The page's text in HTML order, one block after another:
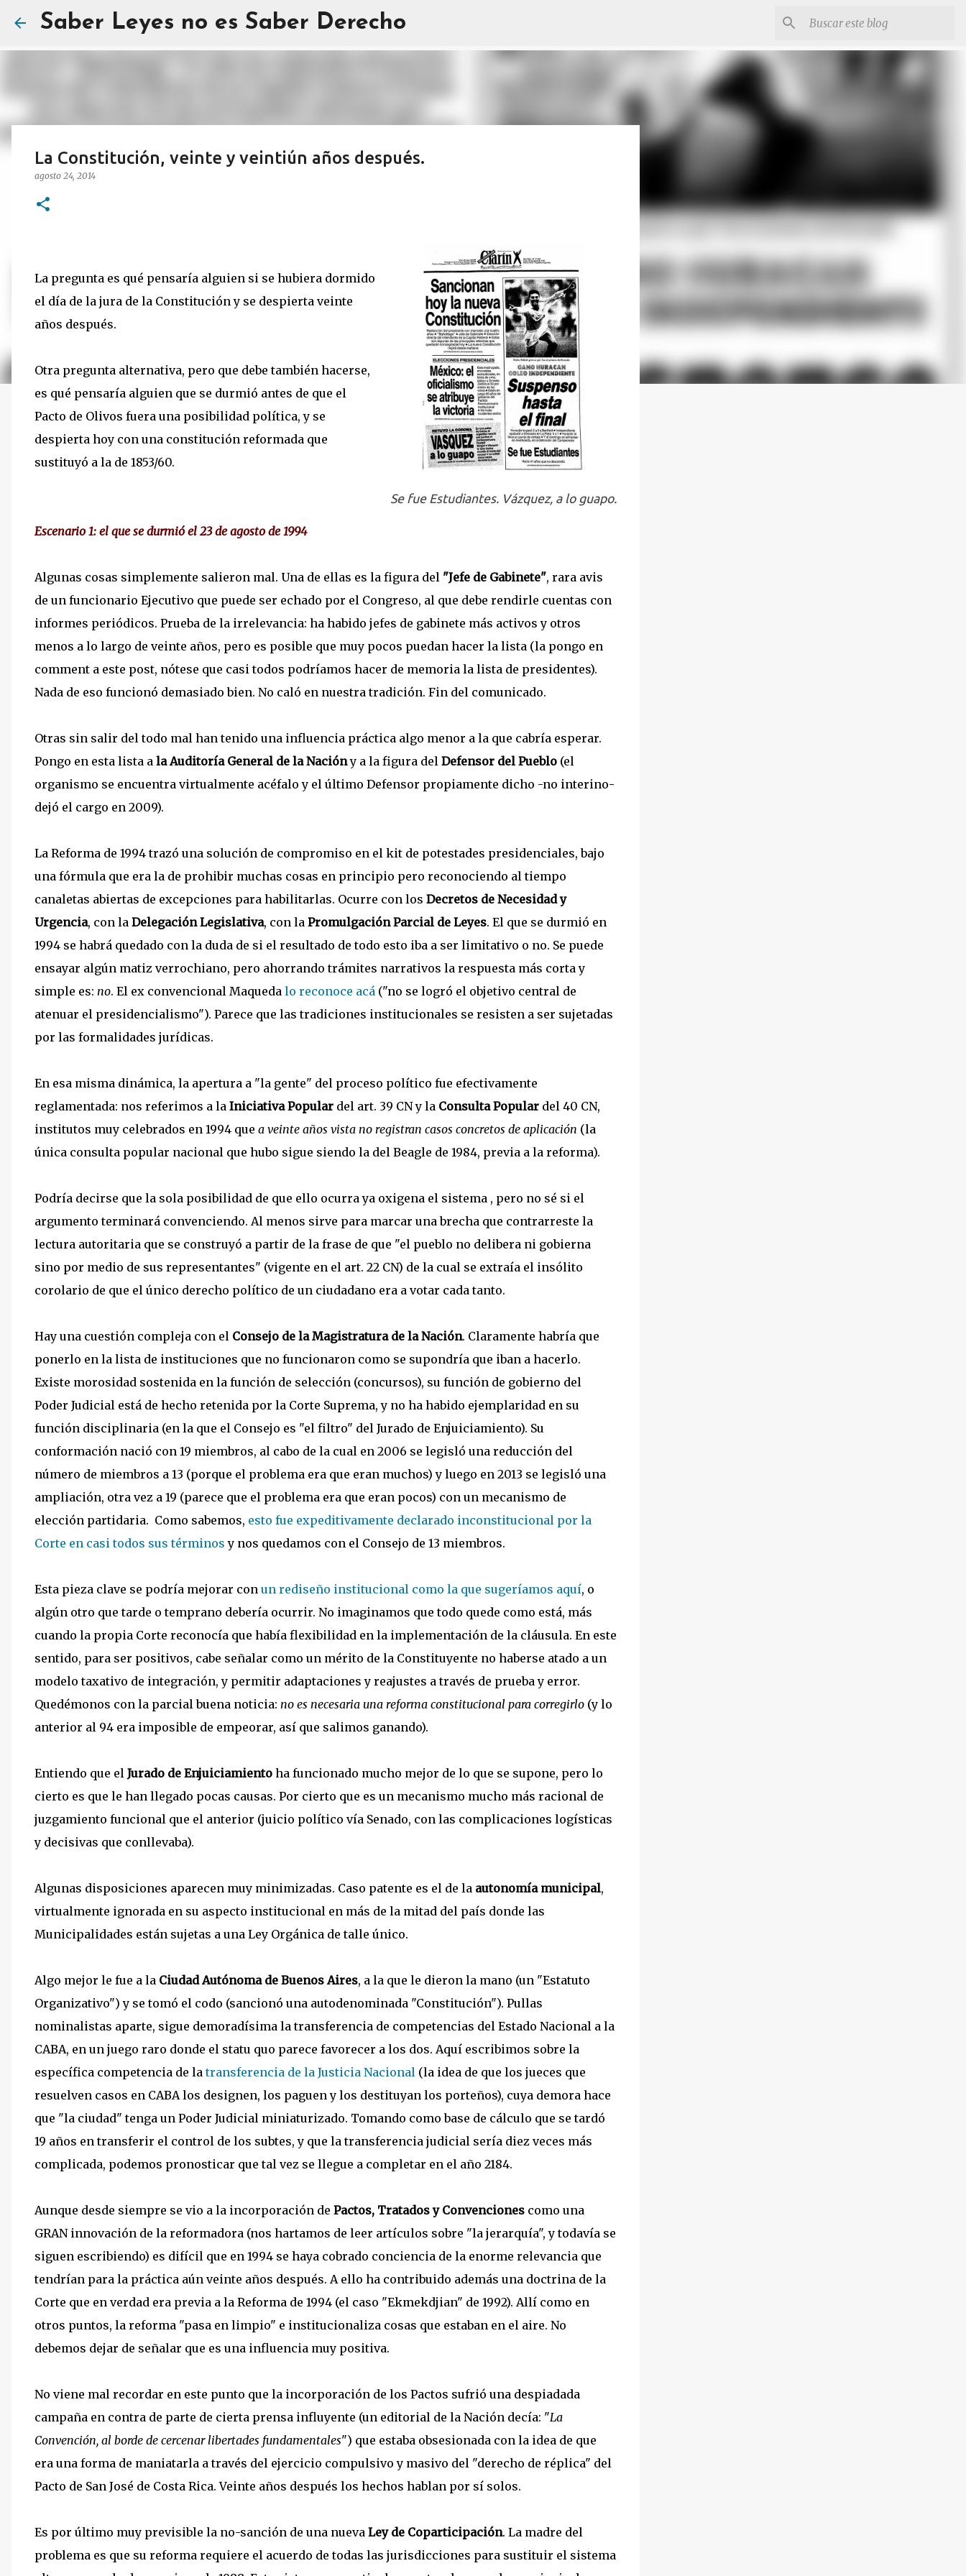
Saber Leyes no es Saber Derecho
La Constitución, veinte y veintiún años después.
agosto 24, 2014
Se fue Estudiantes. Vázquez, a lo guapo.
La pregunta es qué pensaría alguien si se hubiera dormido
el día de la jura de la Constitución y se despierta veinte
años después.
Otra pregunta alternativa, pero que debe también hacerse,
es qué pensaría alguien que se durmió antes de que el
Pacto de Olivos fuera una posibilidad política, y se
despierta hoy con una constitución reformada que
sustituyó a la de 1853/60.
Escenario 1: el que se durmió el 23 de agosto de 1994
Algunas cosas simplemente salieron mal. Una de ellas es la figura del "Jefe de Gabinete", rara avis
de un funcionario Ejecutivo que puede ser echado por el Congreso, al que debe rendirle cuentas con
informes periódicos. Prueba de la irrelevancia: ha habido jefes de gabinete más activos y otros
menos a lo largo de veinte años, pero es posible que muy pocos puedan hacer la lista (la pongo en
comment a este post, nótese que casi todos podríamos hacer de memoria la lista de presidentes).
Nada de eso funcionó demasiado bien. No caló en nuestra tradición. Fin del comunicado.
Otras sin salir del todo mal han tenido una influencia práctica algo menor a la que cabría esperar.
Pongo en esta lista a la Auditoría General de la Nacióny a la figura del Defensor del Pueblo (el
organismo se encuentra virtualmente acéfalo y el último Defensor propiamente dicho -no interino-
dejó el cargo en 2009).
La Reforma de 1994 trazó una solución de compromiso en el kit de potestades presidenciales, bajo
una fórmula que era la de prohibir muchas cosas en principio pero reconociendo al tiempo
canaletas abiertas de excepciones para habilitarlas. Ocurre con los Decretos de Necesidad y
Urgencia, con la Delegación Legislativa, con la Promulgación Parcial de Leyes. El que se durmió en
1994 se habrá quedado con la duda de si el resultado de todo esto iba a ser limitativo o no. Se puede
ensayar algún matiz verrochiano, pero ahorrando trámites narrativos la respuesta más corta y
simple es: no. El ex convencional Maqueda lo reconoce acá ("no se logró el objetivo central de
atenuar el presidencialismo"). Parece que las tradiciones institucionales se resisten a ser sujetadas
por las formalidades jurídicas.
En esa misma dinámica, la apertura a "la gente" del proceso político fue efectivamente
reglamentada: nos referimos a la Iniciativa Popular del art. 39 CN y la Consulta Popular del 40 CN,
institutos muy celebrados en 1994 que a veinte años vista no registran casos concretos de aplicación (la
única consulta popular nacional que hubo sigue siendo la del Beagle de 1984, previa a la reforma).
Podría decirse que la sola posibilidad de que ello ocurra ya oxigena el sistema , pero no sé si el
argumento terminará convenciendo. Al menos sirve para marcar una brecha que contrarreste la
lectura autoritaria que se construyó a partir de la frase de que "el pueblo no delibera ni gobierna
sino por medio de sus representantes" (vigente en el art. 22 CN) de la cual se extraía el insólito
corolario de que el único derecho político de un ciudadano era a votar cada tanto.
Hay una cuestión compleja con el Consejo de la Magistratura de la Nación. Claramente habría que
ponerlo en la lista de instituciones que no funcionaron como se supondría que iban a hacerlo.
Existe morosidad sostenida en la función de selección (concursos), su función de gobierno del
Poder Judicial está de hecho retenida por la Corte Suprema, y no ha habido ejemplaridad en su
función disciplinaria (en la que el Consejo es "el filtro" del Jurado de Enjuiciamiento). Su
conformación nació con 19 miembros, al cabo de la cual en 2006 se legisló una reducción del
número de miembros a 13 (porque el problema era que eran muchos) y luego en 2013 se legisló una
ampliación, otra vez a 19 (parece que el problema era que eran pocos) con un mecanismo de
elección partidaria. Como sabemos, esto fue expeditivamente declarado inconstitucional por la
Corte en casi todos sus términos y nos quedamos con el Consejo de 13 miembros.
Esta pieza clave se podría mejorar con un rediseño institucional como la que sugeríamos aquí, o
algún otro que tarde o temprano debería ocurrir. No imaginamos que todo quede como está, más
cuando la propia Corte reconocía que había flexibilidad en la implementación de la cláusula. En este
sentido, para ser positivos, cabe señalar como un mérito de la Constituyente no haberse atado a un
modelo taxativo de integración, y permitir adaptaciones y reajustes a través de prueba y error.
Quedémonos con la parcial buena noticia: no es necesaria una reforma constitucional para corregirlo (y lo
anterior al 94 era imposible de empeorar, así que salimos ganando).
Entiendo que el Jurado de Enjuiciamiento ha funcionado mucho mejor de lo que se supone, pero lo
cierto es que le han llegado pocas causas. Por cierto que es un mecanismo mucho más racional de
juzgamiento funcional que el anterior (juicio político vía Senado, con las complicaciones logísticas
y decisivas que conllevaba).
Algunas disposiciones aparecen muy minimizadas. Caso patente es el de la autonomía municipal,
virtualmente ignorada en su aspecto institucional en más de la mitad del país donde las
Municipalidades están sujetas a una Ley Orgánica de talle único.
Algo mejor le fue a la Ciudad Autónoma de Buenos Aires, a la que le dieron la mano (un "Estatuto
Organizativo") y se tomó el codo (sancionó una autodenominada "Constitución"). Pullas
nominalistas aparte, sigue demoradísima la transferencia de competencias del Estado Nacional a la
CABA, en un juego raro donde el statu quo parece favorecer a los dos. Aquí escribimos sobre la
específica competencia de latransferencia de la Justicia Nacional (la idea de que los jueces que
resuelven casos en CABA los designen, los paguen y los destituyan los porteños), cuya demora hace
que "la ciudad" tenga un Poder Judicial miniaturizado. Tomando como base de cálculo que se tardó
19 años en transferir el control de los subtes, y que la transferencia judicial sería diez veces más
complicada, podemos pronosticar que tal vez se llegue a completar en el año 2184.
Aunque desde siempre se vio a la incorporación de Pactos, Tratados y Convenciones como una
GRAN innovación de la reformadora (nos hartamos de leer artículos sobre "la jerarquía", y todavía se
siguen escribiendo) es difícil que en 1994 se haya cobrado conciencia de la enorme relevancia que
tendrían para la práctica aún veinte años después. A ello ha contribuido además una doctrina de la
Corte que en verdad era previa a la Reforma de 1994 (el caso "Ekmekdjian" de 1992). Allí como en
otros puntos, la reforma "pasa en limpio" e institucionaliza cosas que estaban en el aire. No
debemos dejar de señalar que es una influencia muy positiva.
No viene mal recordar en este punto que la incorporación de los Pactos sufrió una despiadada
campaña en contra de parte de cierta prensa influyente (un editorial de la Nación decía: "La
Convención, al borde de cercenar libertades fundamentales") que estaba obsesionada con la idea de que
era una forma de maniatarla a través del ejercicio compulsivo y masivo del "derecho de réplica" del
Pacto de San José de Costa Rica. Veinte años después los hechos hablan por sí solos.
Es por último muy previsible la no-sanción de una nueva Ley de Coparticipación. La madre del
problema es que su reforma requiere el acuerdo de todas las jurisdicciones para sustituir el sistema